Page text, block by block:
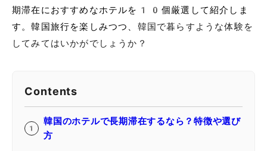
期滞在におすすめなホテルを10個厳選して紹介しま
す。韓国旅行を楽しみつつ、 韓国で暮らすような体験を
してみてはいかがでしょうか？
Contents
韓国のホテルで長期滞在するなら？特徴や選び
方